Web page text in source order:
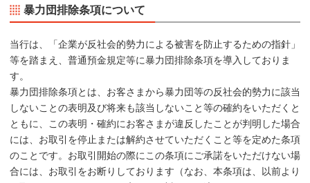
暴力団排除条項について
当行は、「企業が反社会的勢力による被害を防止するための指針」
等を踏まえ、普通預金規定等に暴力団排除条項を導入しておりま
す。
暴力団排除条項とは、お客さまから暴力団等の反社会的勢力に該当
しないことの表明及び将来も該当しないこと等の確約をいただくと
ともに、この表明・確約にお客さまが違反したことが判明した場合
には、お取引を停止または解約させていただくこと等を定めた条項
のことです。お取引開始の際にこの条項にご承諾をいただけない場
合には、お取引をお断りしております（なお、本条項は、以前より